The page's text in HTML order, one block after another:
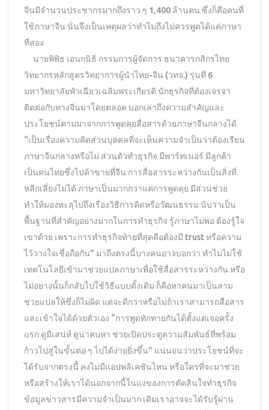
จีนมีจำนวนประชากรมากถึงราว ๆ 1,400 ล้านคน ซึ่งก็คือคนที่
ใช้ภาษาจีน นั่นจึงเป็นเหตุผลว่าทำไมถึงไม่ควรพูดได้แค่ภาษา
ที่สอง
นายพิพิธ เอนกนิธิ กรรมการผู้จัดการ ธนาคารกสิกรไทย
วิทยากรหลักสูตรวิทยาการผู้นำไทย-จีน (วทจ.) รุ่นที่ 6
มหาวิทยาลัยหัวเฉียวเฉลิมพระเกียรติ นักธุรกิจที่ต้องเจรจา
ติดต่อกับทางจีนมาโดยตลอด บอกเล่าถึงความสำคัญและ
ประโยชน์ตามมาจากการพูดคุยสื่อสารด้วยภาษาจีนกลางได้
“เป็นเรื่องความคิดส่วนบุคคลที่จะเห็นความจำเป็นว่าต้องเรียน
ภาษาจีนกลางหรือไม่ ส่วนตัวทำธุรกิจ มีพาร์ทเนอร์ มีลูกค้า
เป็นคนไทยซึ่งไปค้าขายที่จีน การสื่อสารระหว่างกันเป็นสิ่งที่
หลีกเลี่ยงไม่ได้ ภาษาเป็นมากกว่าแค่การพูดคุย มีส่วนช่วย
ทำให้มองทะลุไปถึงเรื่องวิธีการคิดหรือวัฒนธรรม นับว่าเป็น
พื้นฐานที่สำคัญอย่างมากในการทำธุรกิจ รู้ภาษาไม่พอ ต้องรู้ใจ
เขาด้วย เพราะการทำธุรกิจท้ายที่สุดคือต้องมี trust หรือความ
ไว้วางใจเชื่อถือกัน” มาถึงตรงนี้บางคนอาจบอกว่า ทำไมไม่ใช้
เทคโนโลยีเข้ามาช่วยแปลภาษาเพื่อใช้สื่อสารระหว่างกัน หรือ
ไม่อย่างนั้นก็กลับไปใช้วิธีแบบดั้งเดิม ก็คือหาคนมาเป็นล่าม
ช่วยแปลให้ซึ่งก็ไม่ผิด แต่จะดีกว่าหรือไม่ถ้าเราสามารถสื่อสาร
และเข้าใจได้ด้วยตัวเอง “การพูดทักทายกันได้ตั้งแต่เจอครั้ง
แรก ดูมีเสน่ห์ ดูน่าคบหา ช่วยเปิดประตูความสัมพันธ์ที่พร้อม
ก้าวไปสู่ในขั้นต่อ ๆ ไปได้ง่ายยิ่งขึ้น” แน่นอนว่าประโยชน์ที่จะ
ได้รับจากตรงนี้ คงไม่มีแอปพลิเคชันไหน หรือใครที่จะมาช่วย
หรือสร้างให้เราได้นอกจากนี้ในแง่ของการตัดสินใจทำธุรกิจ
ข้อมูลข่าวสารมีความจำเป็นมาก เดิมเราอาจจะได้รับรู้ผ่าน